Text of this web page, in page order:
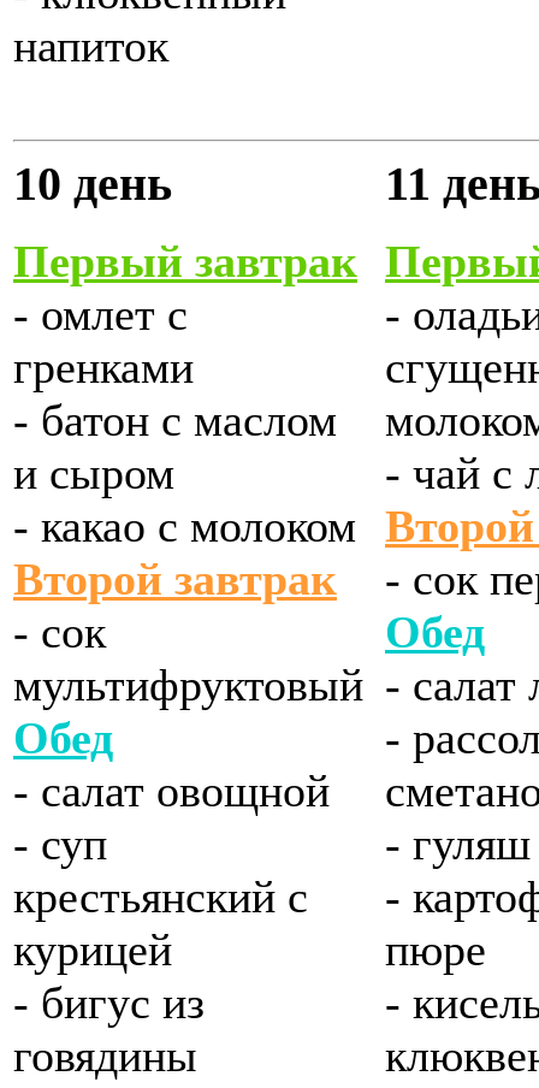
напиток
10 день
Первый завтрак
- омлет с
гренками
- батон с маслом
и сыром
- какао с молоком
Второй завтрак
- сок
мультифруктовый
Обед
- салат овощной
- суп
крестьянский с
курицей
- бигус из
говядины
11
-
- чай с
- сок
Обед
- салат
-
- гуляш
-
пюре
-